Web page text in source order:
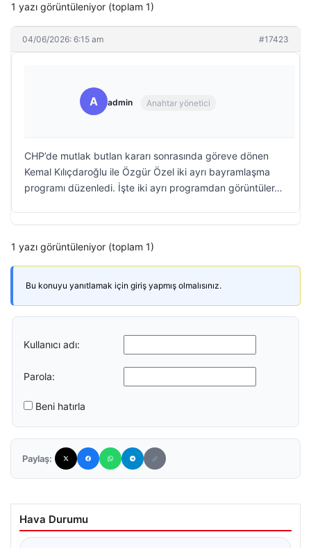
1 yazı görüntüleniyor (toplam 1)
04/06/2026: 6:15 am #17423
A admin Anahtar yönetici
CHP’de mutlak butlan kararı sonrasında göreve dönen
Kemal Kılıçdaroğlu ile Özgür Özel iki ayrı bayramlaşma
programı düzenledi. İşte iki ayrı programdan görüntüler…
1 yazı görüntüleniyor (toplam 1)
Bu konuyu yanıtlamak için giriş yapmış olmalısınız.
Kullanıcı adı:
Parola:
Beni hatırla
Paylaş:
Hava Durumu